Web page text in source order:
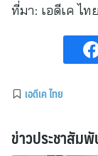
ที่มา: เอดีเค ไทย
เอดีเค ไทย
ข่าวประชาสัม